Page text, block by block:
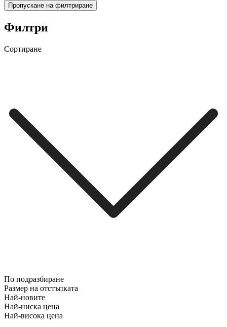
Пропускане на филтриране
Филтри
Сортиране
По подразбиране
Размер на отстъпката
Най-новите
Най-ниска цена
Най-висока цена